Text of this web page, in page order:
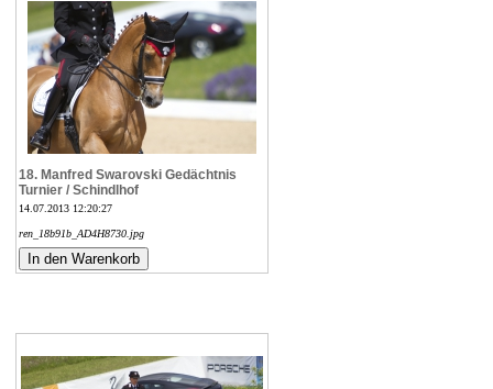
18. Manfred Swarovski Gedächtnis
Turnier / Schindlhof
14.07.2013 12:20:27
ren_18b91b_AD4H8730.jpg